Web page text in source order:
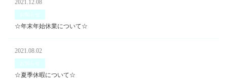
2021.12.08
お知らせ
☆年末年始休業について☆
2021.08.02
お知らせ
☆夏季休暇について☆